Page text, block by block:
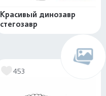
Красивый динозавр
стегозавр
453